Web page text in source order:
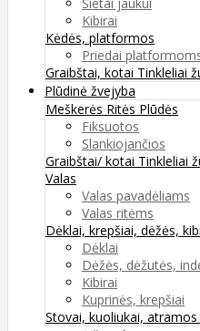
Kibirai
Kėdės, platformos
Priedai
Graibštai, kotai Tinkleliai
Plūdinė žvejyba
Meškerės Ritės Plūdės
Fiksuotos
Slankiojančios
Graibštai/ kotai Tinkleliai
Valas
Valas pavadėliams
Valas ritėms
Dėklai, krepšiai, dėžės,
Dėklai
Dėžės, dėžutės,
Kibirai
Kuprinės, krepšiai
Stovai, kuoliukai, atramos